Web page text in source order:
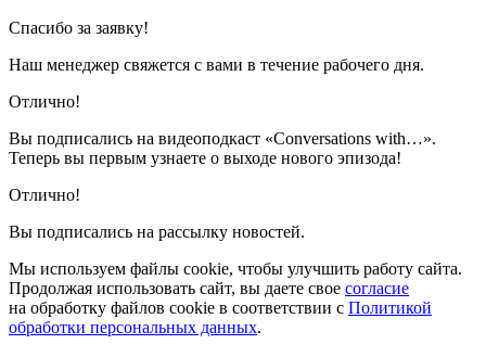
Спасибо за заявку!
Наш менеджер свяжется с вами в течение рабочего дня.
Отлично!
Вы подписались на видеоподкаст «Conversations with…».
Теперь вы первым узнаете о выходе нового эпизода!
Отлично!
Вы подписались на рассылку новостей.
Мы используем файлы cookie, чтобы улучшить работу сайта.
Продолжая использовать сайт, вы даете свое согласие
на обработку файлов cookie в соответствии с Политикой
обработки персональных данных.